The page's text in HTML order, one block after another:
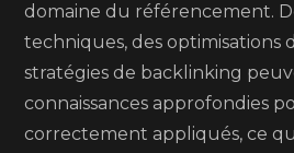
domaine du référencement.
techniques, des optimisations
stratégies de backlinking
connaissances approfondies
correctement appliqués, ce